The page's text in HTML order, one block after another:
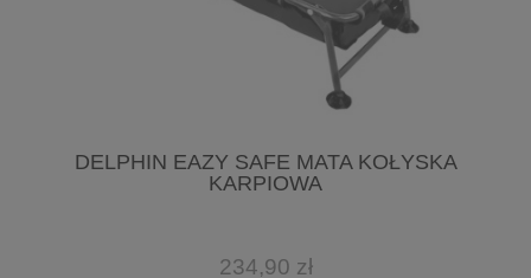
DELPHIN EAZY SAFE MATA KOŁYSKA
KARPIOWA
234,90 zł